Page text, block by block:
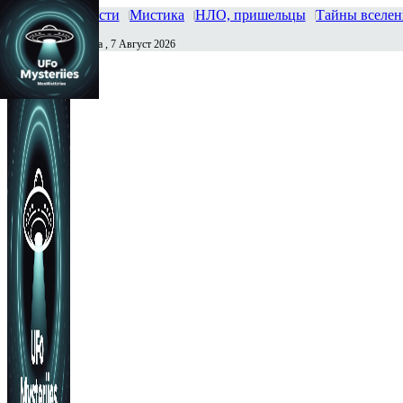
Главная Новости Мистика НЛО, пришельцы Тайны
Сегодня Пятница , 7 Август 2026